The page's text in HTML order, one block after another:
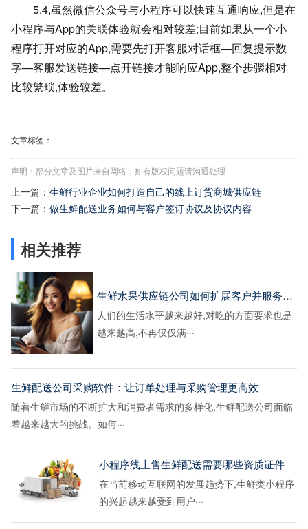
5.4,虽然微信公众号与小程序可以快速互通响应,但是在
小程序与App的关联体验就会相对较差;目前如果从一个小
程序打开对应的App,需要先打开客服对话框—回复提示数
字—客服发送链接—点开链接才能响应App,整个步骤相对
比较繁琐,体验较差。
文章标签：
声明：部分文章及图片来自网络，如有版权问题请沟通处理
上一篇： 生鲜行业企业如何打造自己的线上订货商城供应链
下一篇： 做生鲜配送业务如何与客户签订协议及协议内容
相关推荐
生鲜水果供应链公司如何扩展客户并服务好客户
人们的生活水平越来越好,对吃的方面要求也是
越来越高,不再仅仅满···
生鲜配送公司采购软件：让订单处理与采购管理更高效
随着生鲜市场的不断扩大和消费者需求的多样化,生鲜配送公司面临
着越来越大的挑战。如何···
小程序线上售生鲜配送需要哪些资质证件
在当前移动互联网的发展趋势下,生鲜类小程序
的兴起越来越受到用户···